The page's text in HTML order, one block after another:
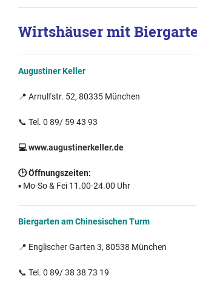
Wirtshäuser mit
Augustiner Keller
📍 Arnulfstr. 52, 80335 München
📞 Tel. 0 89/ 59 43 93
💻www.augustinerkeller.de
🕑Öffnungszeiten:
▪️ Mo-So & Fei 11.00-24.00 Uhr
Biergarten am Chinesischen Turm
📍 Englischer Garten 3, 80538 München
📞 Tel. 0 89/ 38 38 73 19